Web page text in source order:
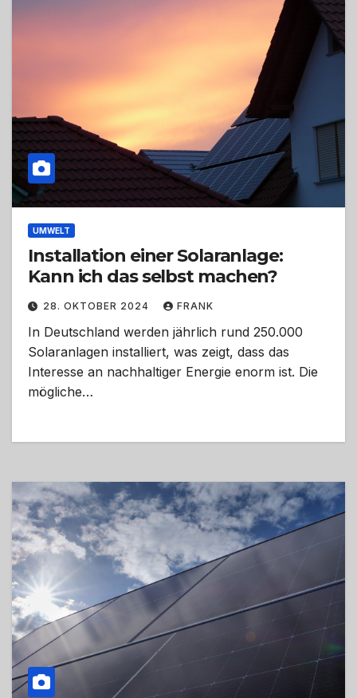
UMWELT
Installation einer Solaranlage:
Kann ich das selbst machen?
28. OKTOBER 2024 FRANK
In Deutschland werden jährlich rund 250.000
Solaranlagen installiert, was zeigt, dass das
Interesse an nachhaltiger Energie enorm ist. Die
mögliche…